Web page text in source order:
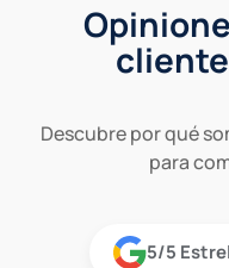
Descubre por qué
para
5/5